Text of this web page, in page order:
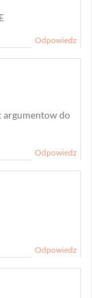
Odpowiedz
argumentow do
Odpowiedz
Odpowiedz